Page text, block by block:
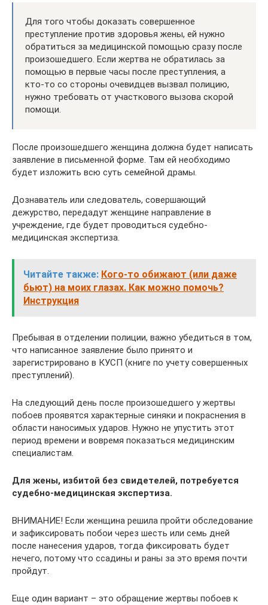
Для того чтобы доказать совершенное
преступление против здоровья жены, ей нужно
обратиться за медицинской помощью сразу после
произошедшего. Если жертва не обратилась за
помощью в первые часы после преступления, а
кто-то со стороны очевидцев вызвал полицию,
нужно требовать от участкового вызова скорой
помощи.
После произошедшего женщина должна будет написать
заявление в письменной форме. Там ей необходимо
будет изложить всю суть семейной драмы.
Дознаватель или следователь, совершающий
дежурство, передадут женщине направление в
учреждение, где будет проводиться судебно-
медицинская экспертиза.
Читайте также: Кого-то обижают (или даже
бьют) на моих глазах. Как можно помочь?
Инструкция
Пребывая в отделении полиции, важно убедиться в том,
что написанное заявление было принято и
зарегистрировано в КУСП (книге по учету совершенных
преступлений).
На следующий день после произошедшего у жертвы
побоев проявятся характерные синяки и покраснения в
области наносимых ударов. Нужно не упустить этот
период времени и вовремя показаться медицинским
специалистам.
Для жены, избитой без свидетелей, потребуется
судебно-медицинская экспертиза.
ВНИМАНИЕ! Если женщина решила пройти обследование
и зафиксировать побои через шесть или семь дней
после нанесения ударов, тогда фиксировать будет
нечего, потому что ссадины и раны за это время почти
пройдут.
Еще один вариант – это обращение жертвы побоев к